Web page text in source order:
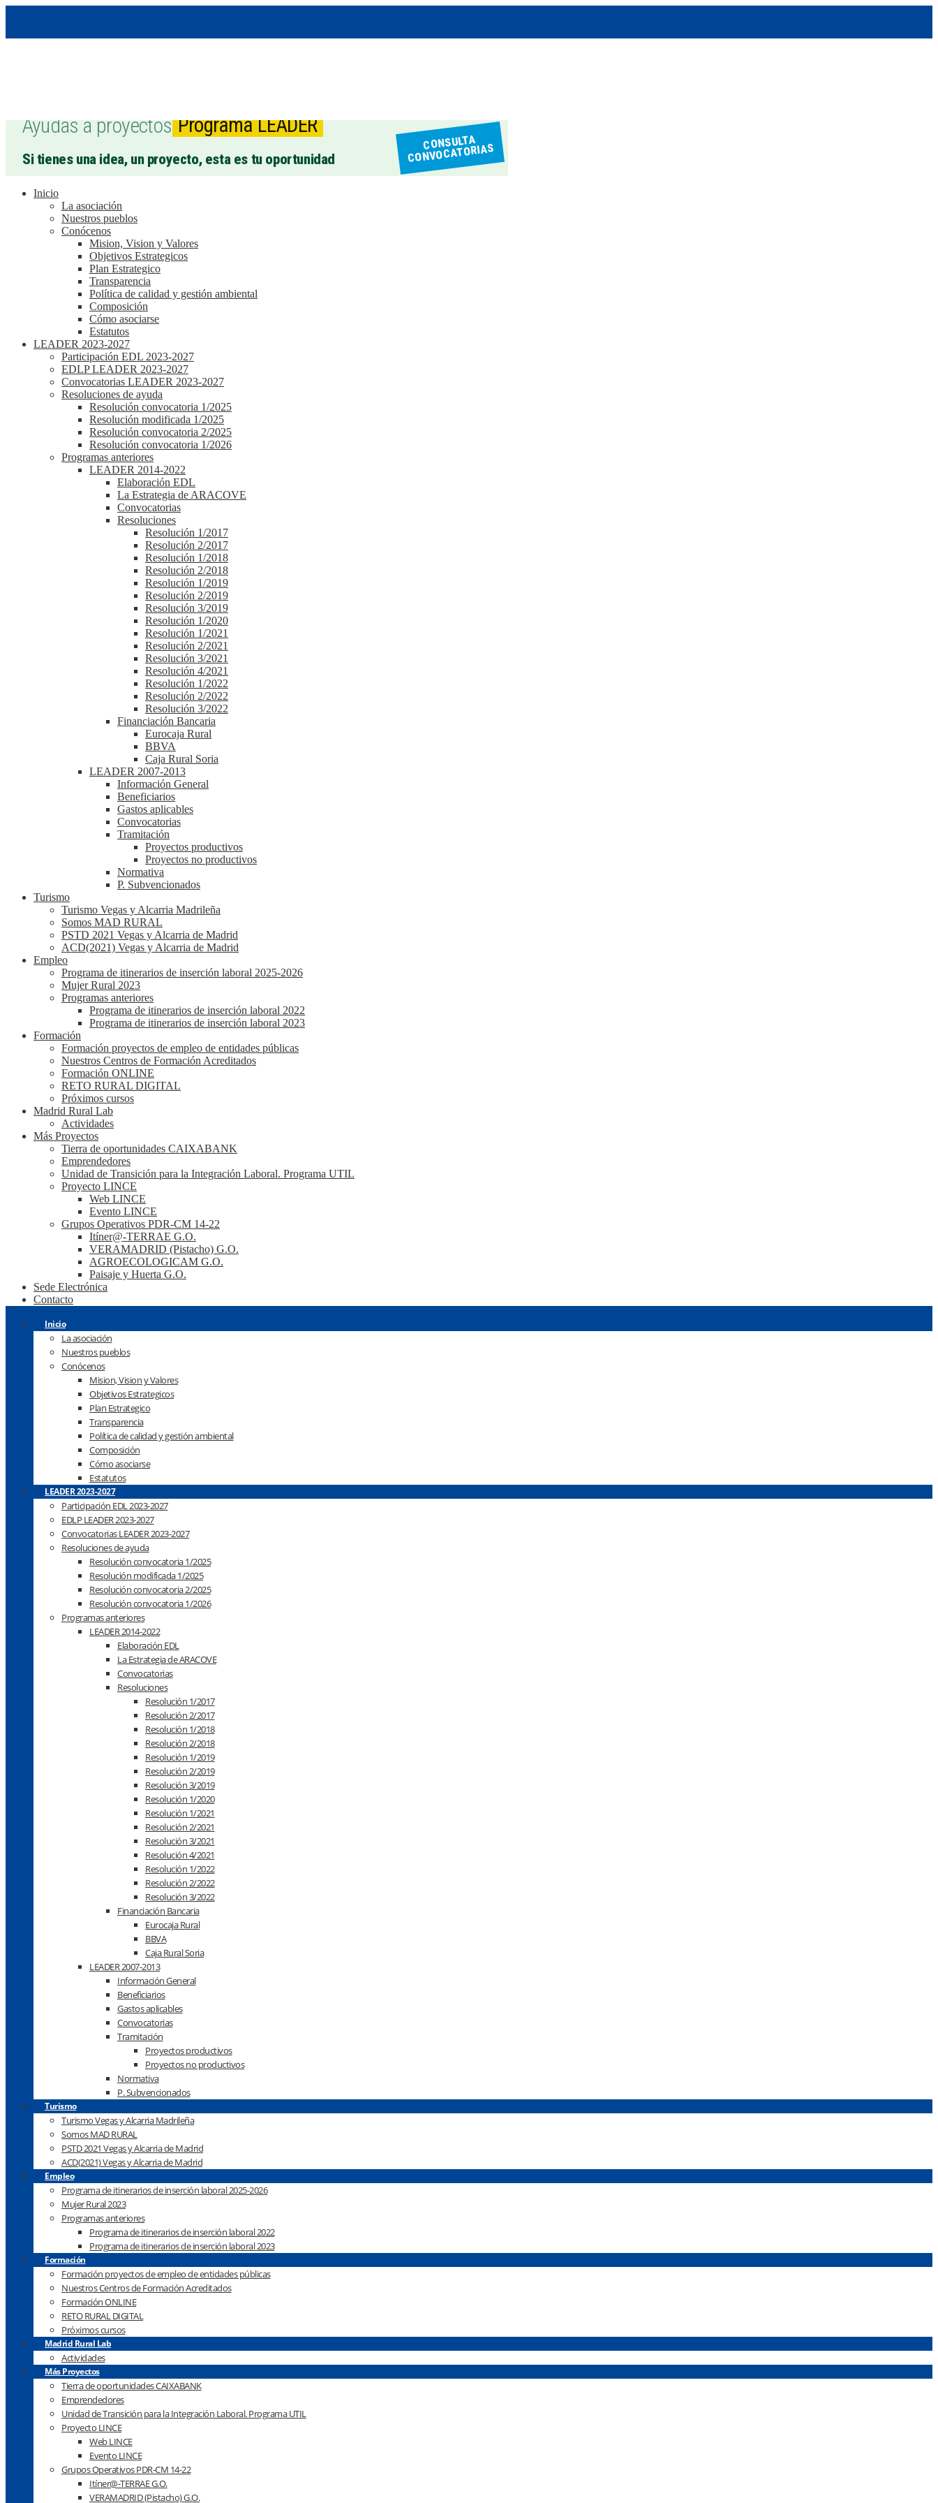
Ayudas a proyectos Programa LEADER
Si tienes una idea, un proyecto, esta es tu oportunidad
CONSULTA
CONVOCATORIAS
Inicio
La asociación
Nuestros pueblos
Conócenos
Mision, Vision y Valores
Objetivos Estrategicos
Plan Estrategico
Transparencia
Política de calidad y gestión ambiental
Composición
Cómo asociarse
Estatutos
LEADER 2023-2027
Participación EDL 2023-2027
EDLP LEADER 2023-2027
Convocatorias LEADER 2023-2027
Resoluciones de ayuda
Resolución convocatoria 1/2025
Resolución modificada 1/2025
Resolución convocatoria 2/2025
Resolución convocatoria 1/2026
Programas anteriores
LEADER 2014-2022
Elaboración EDL
La Estrategia de ARACOVE
Convocatorias
Resoluciones
Resolución 1/2017
Resolución 2/2017
Resolución 1/2018
Resolución 2/2018
Resolución 1/2019
Resolución 2/2019
Resolución 3/2019
Resolución 1/2020
Resolución 1/2021
Resolución 2/2021
Resolución 3/2021
Resolución 4/2021
Resolución 1/2022
Resolución 2/2022
Resolución 3/2022
Financiación Bancaria
Eurocaja Rural
BBVA
Caja Rural Soria
LEADER 2007-2013
Información General
Beneficiarios
Gastos aplicables
Convocatorias
Tramitación
Proyectos productivos
Proyectos no productivos
Normativa
P. Subvencionados
Turismo
Turismo Vegas y Alcarria Madrileña
Somos MAD RURAL
PSTD 2021 Vegas y Alcarria de Madrid
ACD(2021) Vegas y Alcarria de Madrid
Empleo
Programa de itinerarios de inserción laboral 2025-2026
Mujer Rural 2023
Programas anteriores
Programa de itinerarios de inserción laboral 2022
Programa de itinerarios de inserción laboral 2023
Formación
Formación proyectos de empleo de entidades públicas
Nuestros Centros de Formación Acreditados
Formación ONLINE
RETO RURAL DIGITAL
Próximos cursos
Madrid Rural Lab
Actividades
Más Proyectos
Tierra de oportunidades CAIXABANK
Emprendedores
Unidad de Transición para la Integración Laboral. Programa UTIL
Proyecto LINCE
Web LINCE
Evento LINCE
Grupos Operativos PDR-CM 14-22
Itíner@-TERRAE G.O.
VERAMADRID (Pistacho) G.O.
AGROECOLOGICAM G.O.
Paisaje y Huerta G.O.
Sede Electrónica
Contacto
Inicio
La asociación
Nuestros pueblos
Conócenos
Mision, Vision y Valores
Objetivos Estrategicos
Plan Estrategico
Transparencia
Política de calidad y gestión ambiental
Composición
Cómo asociarse
Estatutos
LEADER 2023-2027
Participación EDL 2023-2027
EDLP LEADER 2023-2027
Convocatorias LEADER 2023-2027
Resoluciones de ayuda
Resolución convocatoria 1/2025
Resolución modificada 1/2025
Resolución convocatoria 2/2025
Resolución convocatoria 1/2026
Programas anteriores
LEADER 2014-2022
Elaboración EDL
La Estrategia de ARACOVE
Convocatorias
Resoluciones
Resolución 1/2017
Resolución 2/2017
Resolución 1/2018
Resolución 2/2018
Resolución 1/2019
Resolución 2/2019
Resolución 3/2019
Resolución 1/2020
Resolución 1/2021
Resolución 2/2021
Resolución 3/2021
Resolución 4/2021
Resolución 1/2022
Resolución 2/2022
Resolución 3/2022
Financiación Bancaria
Eurocaja Rural
BBVA
Caja Rural Soria
LEADER 2007-2013
Información General
Beneficiarios
Gastos aplicables
Convocatorias
Tramitación
Proyectos productivos
Proyectos no productivos
Normativa
P. Subvencionados
Turismo
Turismo Vegas y Alcarria Madrileña
Somos MAD RURAL
PSTD 2021 Vegas y Alcarria de Madrid
ACD(2021) Vegas y Alcarria de Madrid
Empleo
Programa de itinerarios de inserción laboral 2025-2026
Mujer Rural 2023
Programas anteriores
Programa de itinerarios de inserción laboral 2022
Programa de itinerarios de inserción laboral 2023
Formación
Formación proyectos de empleo de entidades públicas
Nuestros Centros de Formación Acreditados
Formación ONLINE
RETO RURAL DIGITAL
Próximos cursos
Madrid Rural Lab
Actividades
Más Proyectos
Tierra de oportunidades CAIXABANK
Emprendedores
Unidad de Transición para la Integración Laboral. Programa UTIL
Proyecto LINCE
Web LINCE
Evento LINCE
Grupos Operativos PDR-CM 14-22
Itíner@-TERRAE G.O.
VERAMADRID (Pistacho) G.O.